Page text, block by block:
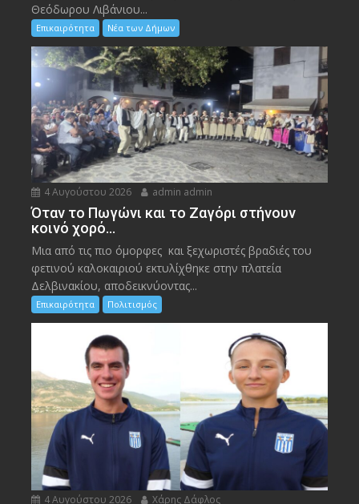
Θεόδωρου Λιβάνιου...
Επικαιρότητα Νέα των Δήμων
4 Αυγούστου 2026 admin admin
Όταν το Πωγώνι και το Ζαγόρι στήνουν
κοινό χορό…
Μια από τις πιο όμορφες και ξεχωριστές βραδιές του
φετινού καλοκαιριού εκτυλίχθηκε στην πλατεία
Δελβινακίου, αποδεικνύοντας...
Επικαιρότητα Πολιτισμός
4 Αυγούστου 2026 Χάρης Δάφλος